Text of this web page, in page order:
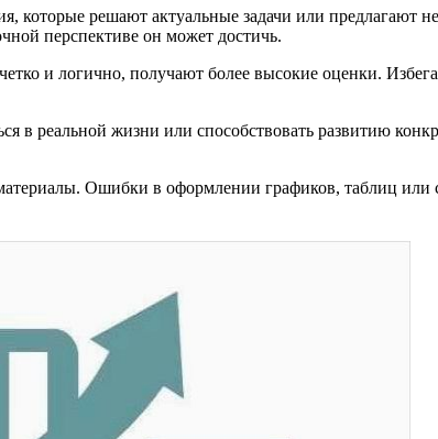
решают актуальные задачи или предлагают
перспективе он может достичь.
и логично, получают более высокие оценки.
в реальной жизни или способствовать развитию
Ошибки в оформлении графиков, таблиц или